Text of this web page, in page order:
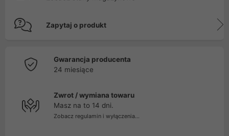
Zapytaj o produkt
Gwarancja producenta
24 miesiące
Zwrot / wymiana towaru
Masz na to 14 dni.
Zobacz regulamin i wyłączenia...